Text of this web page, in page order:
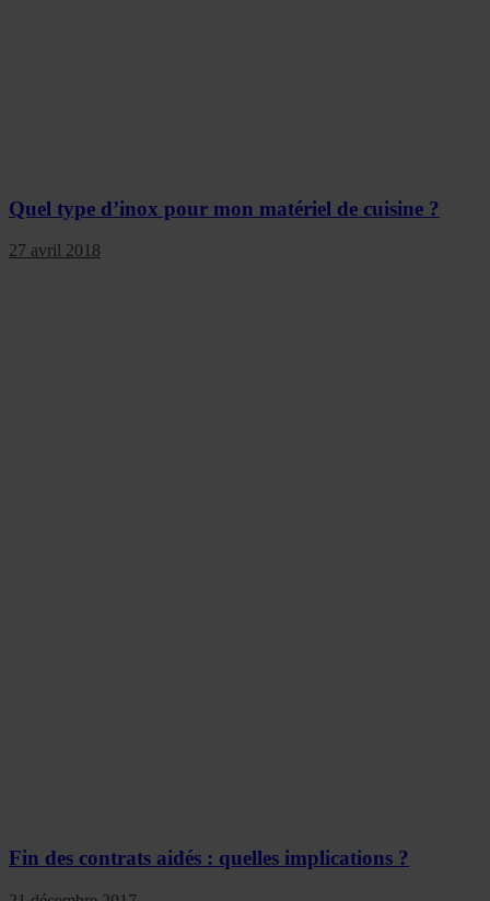
Quel type d’inox pour mon matériel de cuisine ?
27 avril 2018
Fin des contrats aidés : quelles implications ?